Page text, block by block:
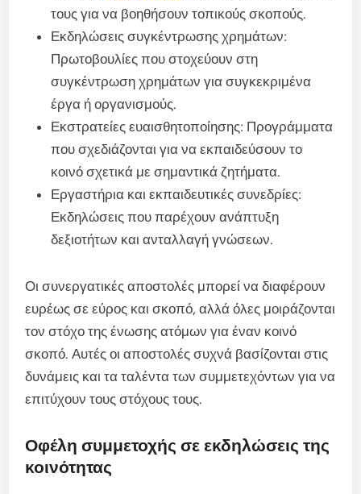
τους για να βοηθήσουν τοπικούς σκοπούς.
Εκδηλώσεις συγκέντρωσης χρημάτων:
Πρωτοβουλίες που στοχεύουν στη
συγκέντρωση χρημάτων για συγκεκριμένα
έργα ή οργανισμούς.
Εκστρατείες ευαισθητοποίησης: Προγράμματα
που σχεδιάζονται για να εκπαιδεύσουν το
κοινό σχετικά με σημαντικά ζητήματα.
Εργαστήρια και εκπαιδευτικές συνεδρίες:
Εκδηλώσεις που παρέχουν ανάπτυξη
δεξιοτήτων και ανταλλαγή γνώσεων.
Οι συνεργατικές αποστολές μπορεί να διαφέρουν
ευρέως σε εύρος και σκοπό, αλλά όλες μοιράζονται
τον στόχο της ένωσης ατόμων για έναν κοινό
σκοπό. Αυτές οι αποστολές συχνά βασίζονται στις
δυνάμεις και τα ταλέντα των συμμετεχόντων για να
επιτύχουν τους στόχους τους.
Οφέλη συμμετοχής σε εκδηλώσεις της
κοινότητας